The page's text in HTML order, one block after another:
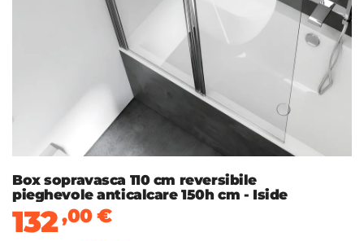
Box sopravasca 110 cm reversibile
pieghevole anticalcare 150h cm - Iside
132,00€